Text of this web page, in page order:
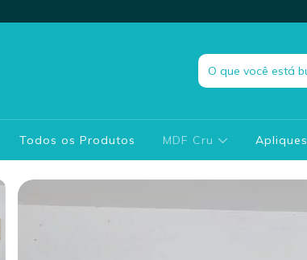
Todos os Produtos MDF Cru Apliques